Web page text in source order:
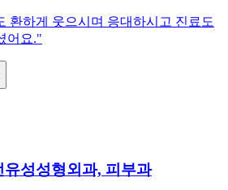
환하게 웃으시며 응대하시고 진료도
어요."
유성성형외과, 피부과